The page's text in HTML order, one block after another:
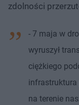
zdolności
- 7 maja w
wyruszył
ciężkiego
infrastruktura
na terenie